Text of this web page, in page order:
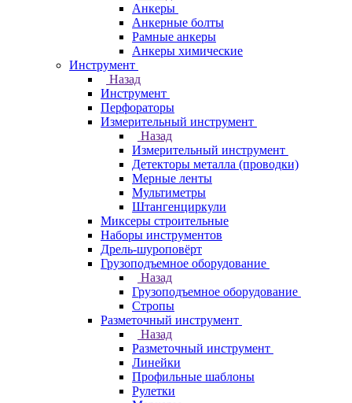
Анкеры
Анкерные болты
Рамные анкеры
Анкеры химические
Инструмент
Назад
Инструмент
Перфораторы
Измерительный инструмент
Назад
Измерительный инструмент
Детекторы металла (проводки)
Мерные ленты
Мультиметры
Штангенциркули
Миксеры строительные
Наборы инструментов
Дрель-шуроповёрт
Грузоподъемное оборудование
Назад
Грузоподъемное оборудование
Стропы
Разметочный инструмент
Назад
Разметочный инструмент
Линейки
Профильные шаблоны
Рулетки